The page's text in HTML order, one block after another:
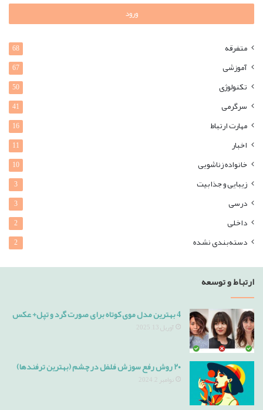
ورود
متفرقه 68
آموزشی 67
تکنولوژی 50
سرگرمی 41
مهارت ارتباط 16
اخبار 11
خانواده زناشویی 10
زیبایی و جذابیت 3
درسی 3
داخلی 2
دسته‌بندی نشده 2
ارتباط و توسعه
4 بهترین مدل موی کوتاه برای صورت گرد و تپل+ عکس
آوریل 13, 2025
۲۰ روش رفع سوزش فلفل در چشم (بهترین ترفندها)
نوامبر 2, 2024